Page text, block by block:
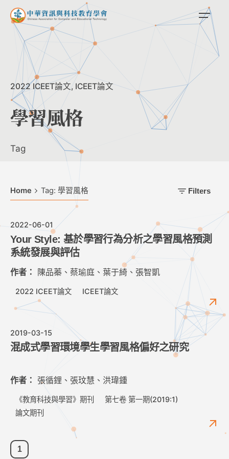
Skip
content
2022 ICEET論文 ICEET論文
學習風格
Tag
Home Tag: 學習風格 Filters
2022-06-01
Your Style: 基於學習行為分析之學習風格預測
系統發展與評估
作者： 陳品蓁、蔡瑜庭、葉于綺、張智凱
2022 ICEET論文 ICEET論文
2019-03-15
混成式學習環境學生學習風格偏好之研究
作者： 張循鋰、張玟慧、洪瑋鍾
《教育科技與學習》期刊
第七卷 第一期(2019:1)
論文期刊
1